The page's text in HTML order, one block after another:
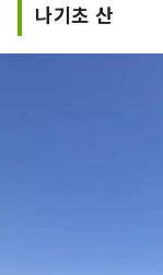
나기초 산